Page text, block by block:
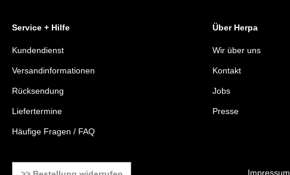
Service + Hilfe
Kundendienst
Versandinformationen
Rücksendung
Liefertermine
Häufige Fragen / FAQ
Über Herpa
Wir über uns
Kontakt
Jobs
Presse
Impressum